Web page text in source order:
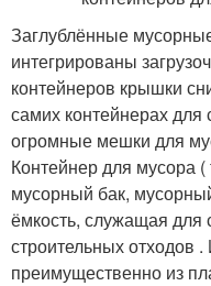
Заглублённые
интегрированы
контейнеров крышки
самих контейнерах
огромные мешки для
Контейнер для мусора
мусорный бак,
ёмкость, служащая для
строительных отходов
преимущественно из